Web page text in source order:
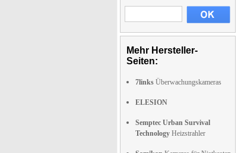
Mehr Hersteller-
Seiten:
7links Überwachungskameras
ELESION
Semptec Urban Survival
Technology Heizstrahler